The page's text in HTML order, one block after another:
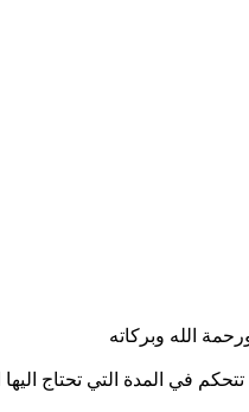
الله وبركاته
في المدة التي تحتاج